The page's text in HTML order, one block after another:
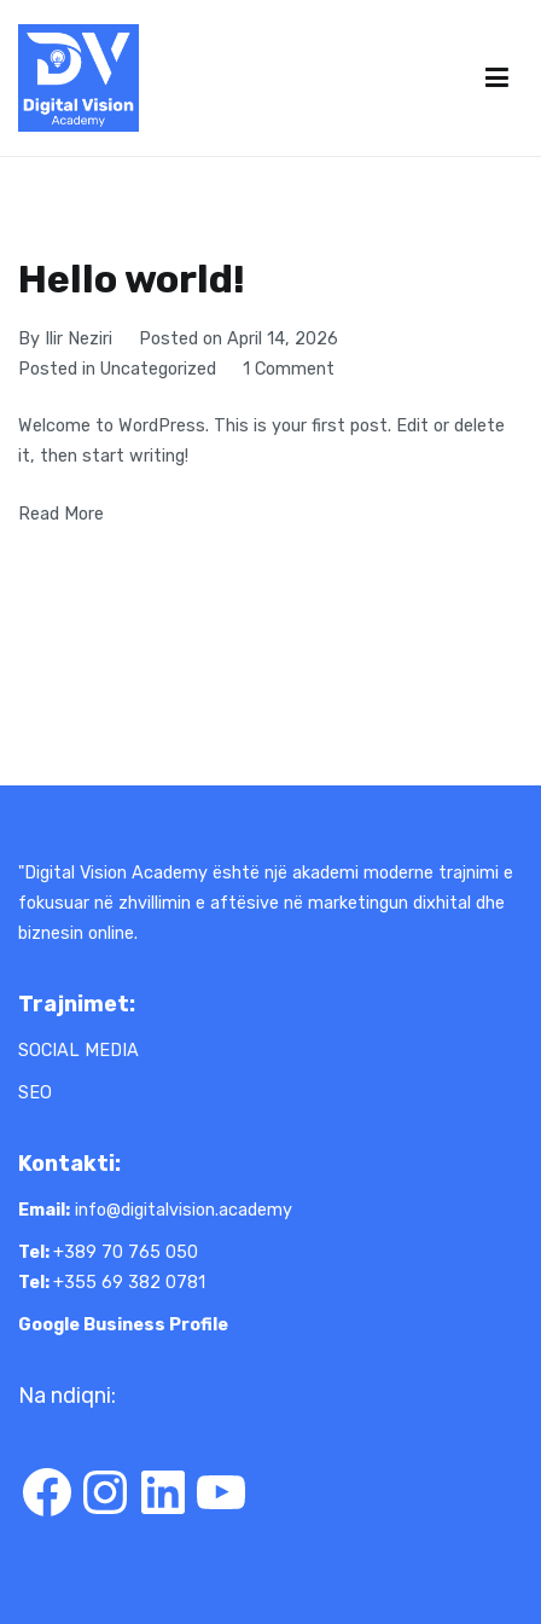
content
Hello world!
By Ilir Neziri Posted on April 14, 2026
Posted in Uncategorized 1 Commenton
world!
Welcome to WordPress. This is your first post. Edit or delete
it, then start writing!
Read More
"Digital Vision Academy është një akademi moderne trajnimi e
fokusuar në zhvillimin e aftësive në marketingun dixhital dhe
biznesin online.
Trajnimet:
SOCIAL MEDIA
SEO
Kontakti:
Email: info@digitalvision.academy
Tel:+389 70 765 050
Tel:+355 69 382 0781
Google Business Profile
Na ndiqni:
Facebook
Instagram
LinkedIn